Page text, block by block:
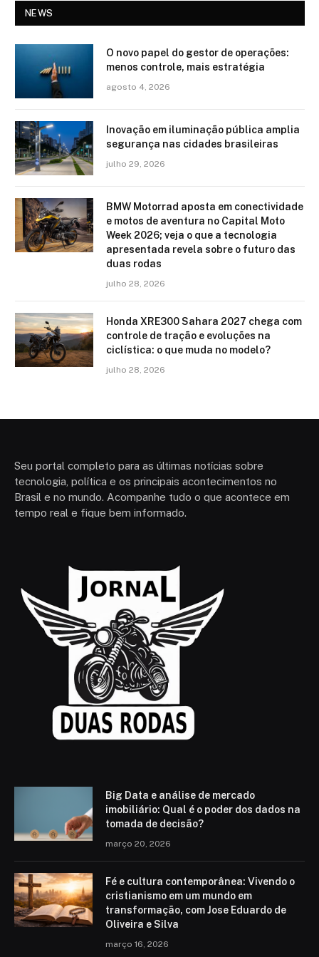
NEWS
O novo papel do gestor de operações:
menos controle, mais estratégia
agosto 4, 2026
Inovação em iluminação pública amplia
segurança nas cidades brasileiras
julho 29, 2026
BMW Motorrad aposta em conectividade
e motos de aventura no Capital Moto
Week 2026; veja o que a tecnologia
apresentada revela sobre o futuro das
duas rodas
julho 28, 2026
Honda XRE300 Sahara 2027 chega com
controle de tração e evoluções na
ciclística: o que muda no modelo?
julho 28, 2026
Seu portal completo para as últimas notícias sobre
tecnologia, política e os principais acontecimentos no
Brasil e no mundo. Acompanhe tudo o que acontece em
tempo real e fique bem informado.
Big Data e análise de mercado
imobiliário: Qual é o poder dos dados na
tomada de decisão?
março 20, 2026
Fé e cultura contemporânea: Vivendo o
cristianismo em um mundo em
transformação, com Jose Eduardo de
Oliveira e Silva
março 16, 2026